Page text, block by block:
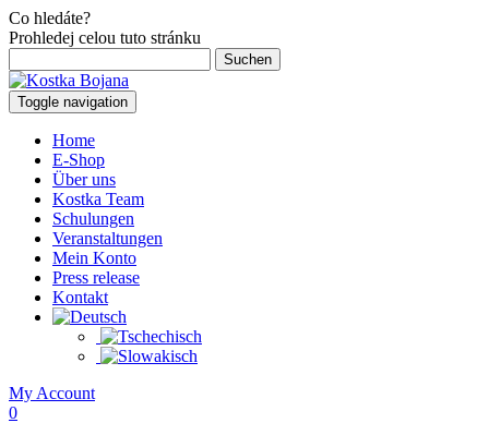
Co hledáte?
Prohledej celou tuto stránku
nach:
Toggle navigation
Home
E-Shop
Über uns
Kostka Team
Schulungen
Veranstaltungen
Mein Konto
Press release
Kontakt
My Account
0